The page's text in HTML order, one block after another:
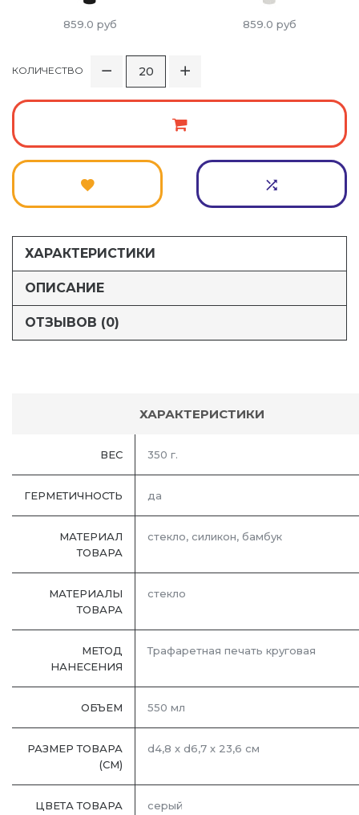
859.0 руб 859.0 руб
КОЛИЧЕСТВО
ХАРАКТЕРИСТИКИ
ОПИСАНИЕ
ОТЗЫВОВ (0)
ХАРАКТЕРИСТИКИ
ВЕС 350 г.
ГЕРМЕТИЧНОСТЬ да
МАТЕРИАЛ
ТОВАРА
стекло, силикон, бамбук
МАТЕРИАЛЫ
ТОВАРА
стекло
МЕТОД
НАНЕСЕНИЯ
Трафаретная печать круговая
ОБЪЕМ 550 мл
РАЗМЕР ТОВАРА
(СМ)
d4,8 х d6,7 х 23,6 см
ЦВЕТА ТОВАРА серый